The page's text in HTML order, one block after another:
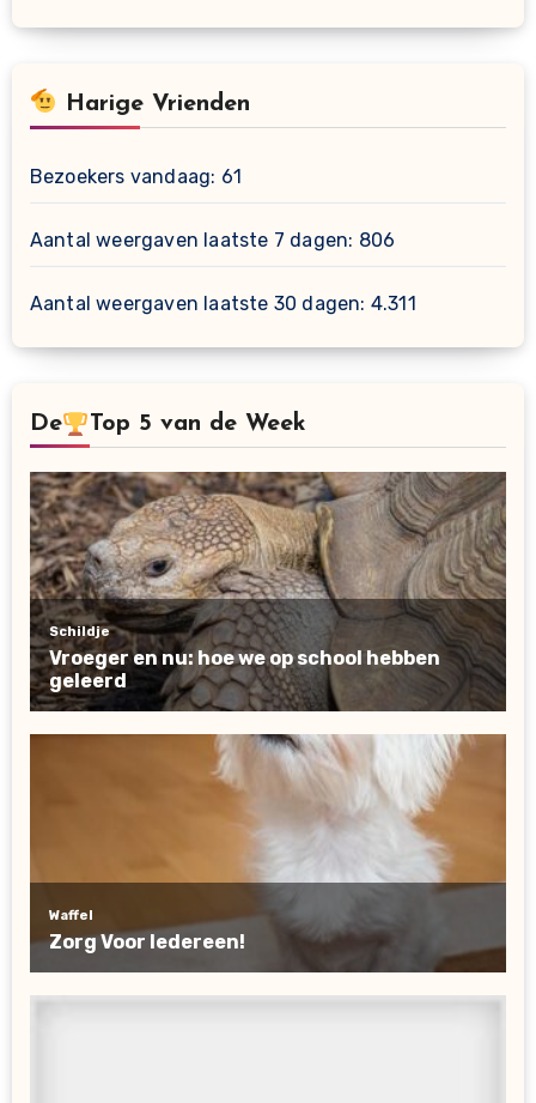
Harige Vrienden
Bezoekers vandaag: 61
Aantal weergaven laatste 7 dagen: 806
Aantal weergaven laatste 30 dagen: 4.311
De Top 5 van de Week